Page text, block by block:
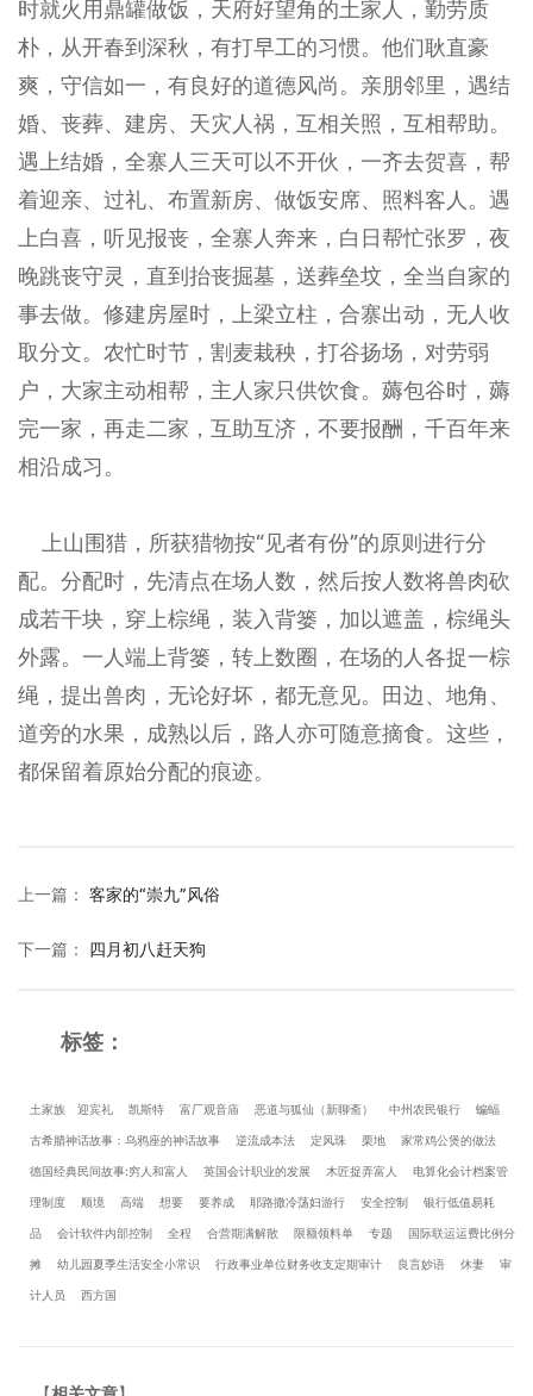
时就火用鼎罐做饭，天府好望角的土家人，勤劳质
朴，从开春到深秋，有打早工的习惯。他们耿直豪
爽，守信如一，有良好的道德风尚。亲朋邻里，遇结
婚、丧葬、建房、天灾人祸，互相关照，互相帮助。
遇上结婚，全寨人三天可以不开伙，一齐去贺喜，帮
着迎亲、过礼、布置新房、做饭安席、照料客人。遇
上白喜，听见报丧，全寨人奔来，白日帮忙张罗，夜
晚跳丧守灵，直到抬丧掘墓，送葬垒坟，全当自家的
事去做。修建房屋时，上梁立柱，合寨出动，无人收
取分文。农忙时节，割麦栽秧，打谷扬场，对劳弱
户，大家主动相帮，主人家只供饮食。薅包谷时，薅
完一家，再走二家，互助互济，不要报酬，千百年来
相沿成习。
上山围猎，所获猎物按“见者有份”的原则进行分
配。分配时，先清点在场人数，然后按人数将兽肉砍
成若干块，穿上棕绳，装入背篓，加以遮盖，棕绳头
外露。一人端上背篓，转上数圈，在场的人各捉一棕
绳，提出兽肉，无论好坏，都无意见。田边、地角、
道旁的水果，成熟以后，路人亦可随意摘食。这些，
都保留着原始分配的痕迹。
上一篇 ： 客家的“崇九”风俗
下一篇 ： 四月初八赶天狗
标签：
土家族 迎宾礼 凯斯特 富厂观音庙 恶道与狐仙（新聊斋） 中州农民银行 蝙蝠
古希腊神话故事：乌鸦座的神话故事 逆流成本法 定风珠 栗地 家常鸡公煲的做法
德国经典民间故事:穷人和富人 英国会计职业的发展 木匠捉弄富人 电算化会计档案管
理制度 顺境 高端 想要 要养成 耶路撒冷荡妇游行 安全控制 银行低值易耗
品 会计软件内部控制 全程 合营期满解散 限额领料单 专题 国际联运运费比例分
摊 幼儿园夏季生活安全小常识 行政事业单位财务收支定期审计 良言妙语 休妻 审
计人员 西方国